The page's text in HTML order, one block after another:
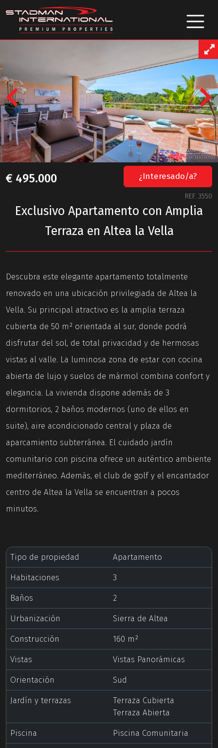
Previous
€ 495.000
REF. 3550
¿Interesado/a?
Exclusivo Apartamento con Amplia
Terraza en Altea la Vella
Descubra este elegante apartamento totalmente
renovado en una ubicación privilegiada de Altea la
Vella. Su principal atractivo es la amplia terraza
cubierta de 50 m² orientada al sur, donde podrá
disfrutar del sol, de total privacidad y de hermosas
vistas al valle. La luminosa zona de estar con cocina
abierta de lujo y suelos de mármol combina confort y
elegancia. La vivienda dispone además de 3
dormitorios, 2 baños modernos (uno de ellos en
suite), aire acondicionado central y plaza de
aparcamiento subterránea. El cuidado jardín
comunitario con piscina ofrece un auténtico ambiente
mediterráneo. Además, el club de golf y el encantador
centro de Altea la Vella se encuentran a pocos
minutos.
Tipo de propiedad
Apartamento
Habitaciones
3
Baños
2
Urbanización
Sierra de Altea
Construcción
160 m²
Vistas
Vistas Panorámicas
Orientación
Sud
Jardín y terrazas
Terraza Cubierta
Terraza Abierta
Piscina
Piscina Comunitaria